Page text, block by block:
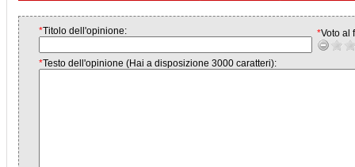
*Titolo dell'opinione: *Voto al
*Testo dell'opinione (Hai a disposizione 3000 caratteri):